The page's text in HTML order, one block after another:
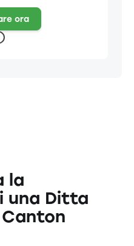
ora
la
una Ditta